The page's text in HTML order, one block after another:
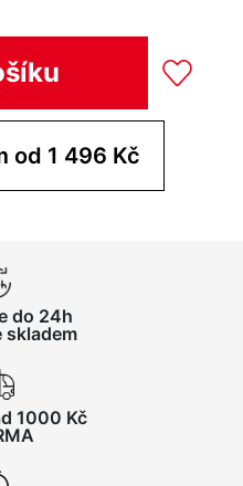
od 1 496 Kč
do 24h
skladem
1000 Kč